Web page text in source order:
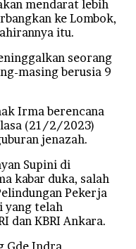
mendarat lebih
ke Lombok,
itu.
seorang
masing berusia 9
Irma berencana
(21/2/2023)
jenazah.
Supini di
kabar duka, salah
Pekerja
yang telah
dan KBRI Ankara.